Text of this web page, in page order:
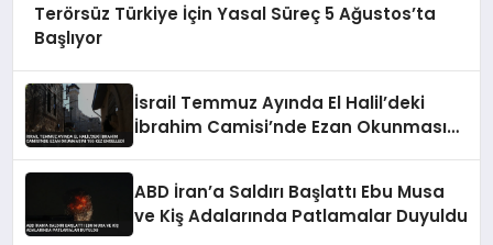
Terörsüz Türkiye İçin Yasal Süreç 5 Ağustos’ta
Başlıyor
İsrail Temmuz Ayında El Halil’deki
İbrahim Camisi’nde Ezan Okunmasını
ABD İran’a Saldırı Başlattı Ebu Musa
ve Kiş Adalarında Patlamalar Duyuldu